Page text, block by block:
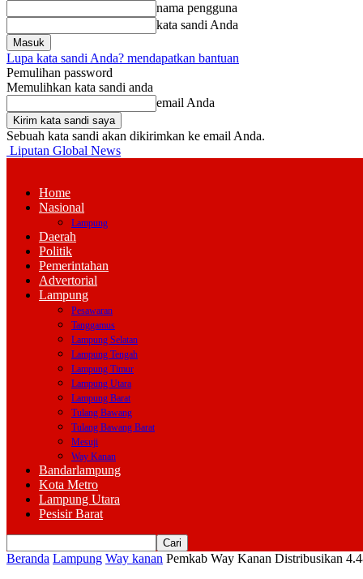
nama pengguna
kata sandi Anda
Lupa kata sandi Anda? mendapatkan bantuan
Pemulihan password
Memulihkan kata sandi anda
email Anda
Sebuah kata sandi akan dikirimkan ke email Anda.
Liputan Global News
Home
Nasional
Lampung
Daerah
Politik
Pemerintahan
Advertorial
Lampung
Pesawaran
Tanggamus
Lampung Selatan
Lampung Tengah
Lampung Timur
Lampung Utara
Lampung Barat
Tulang Bawang
Tulang Bawang Barat
Mesuji
Way Kanan
Bandarlampung
Kota Metro
Lampung Utara
Pesisir Barat
Beranda Lampung Way kanan Pemkab Way Kanan Distribusikan